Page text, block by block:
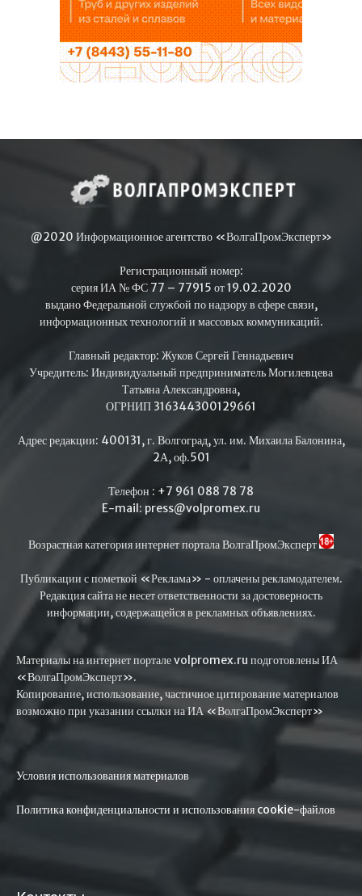
@2020 Информационное агентство «ВолгаПромЭксперт»
Регистрационный номер:
серия ИА № ФС 77 – 77915 от 19.02.2020
выдано Федеральной службой по надзору в сфере связи,
информационных технологий и массовых коммуникаций.
Главный редактор: Жуков Сергей Геннадьевич
Учредитель: Индивидуальный предприниматель Могилевцева
Татьяна Александровна,
ОГРНИП 316344300129661
Адрес редакции: 400131, г. Волгоград, ул. им. Михаила Балонина,
2А, оф.501
Телефон : +7 961 088 78 78
E-mail: press@volpromex.ru
Возрастная категория интернет портала ВолгаПромЭксперт
Публикации с пометкой «Реклама» - оплачены рекламодателем.
Редакция сайта не несет ответственности за достоверность
информации, содержащейся в рекламных объявлениях.
Материалы на интернет портале volpromex.ru подготовлены ИА
«ВолгаПромЭксперт».
Копирование, использование, частичное цитирование материалов
возможно при указании ссылки на ИА «ВолгаПромЭксперт»
Условия использования материалов
Политика конфиденциальности и использования cookie-файлов